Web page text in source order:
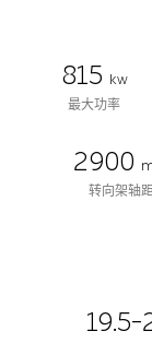
815
kw
最大功率
2900
转向架轴
19.5-